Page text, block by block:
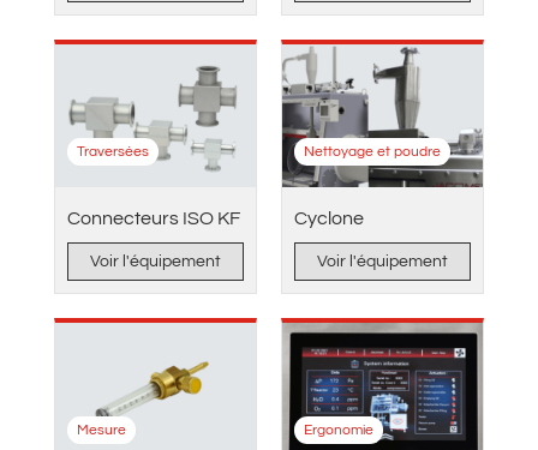
Connecteurs ISO KF
Traversées
Voir l'équipement
Cyclone
Nettoyage et poudre
Voir l'équipement
Mesure Ergonomie